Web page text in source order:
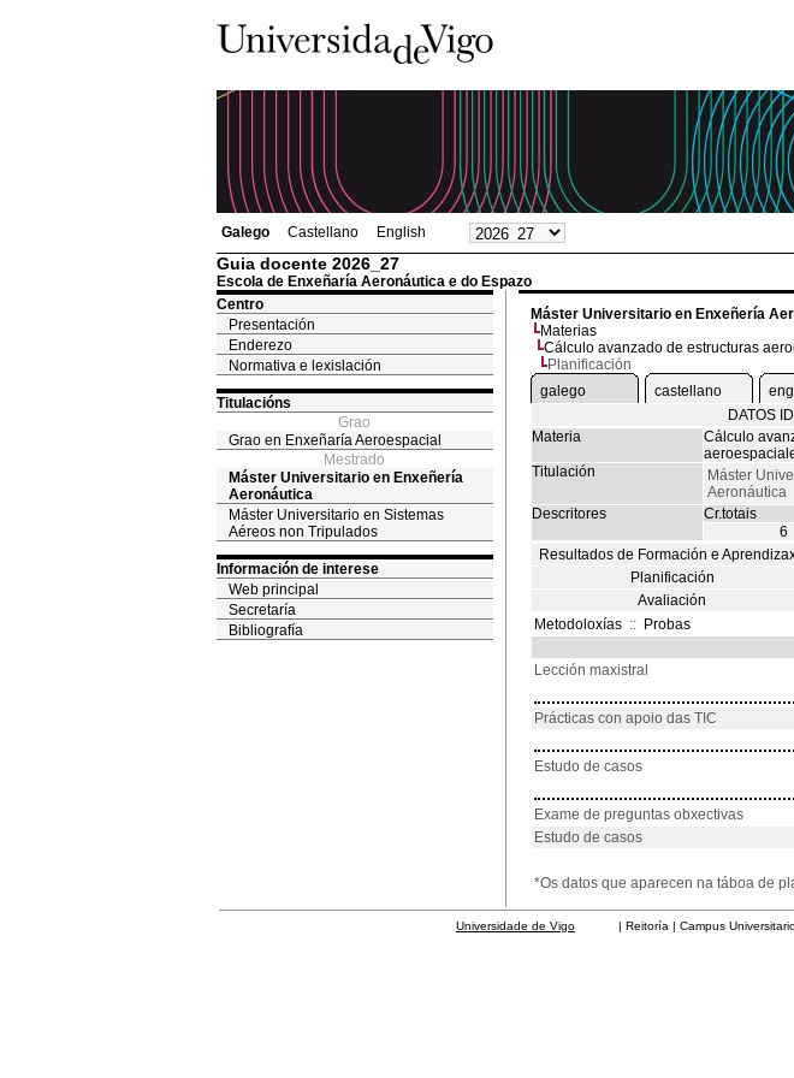
Galego Castellano English
Guia docente 2026_27
Escola de Enxeñaría Aeronáutica e do Espazo
Centro
Presentación
Enderezo
Normativa e lexislación
Titulacións
Grao
Grao en Enxeñaría Aeroespacial
Mestrado
Máster Universitario en Enxeñería
Aeronáutica
Máster Universitario en Sistemas
Aéreos non Tripulados
Información de interese
Web principal
Secretaría
Bibliografía
Máster Universitario en Enxeñería
Materias
Cálculo avanzado de estructuras
Planificación
galego
castellano
DATOS
Materia
Cálculo
Titulación
Máster
Aeronáutica
Descritores
Cr.totais
6
Resultados de Formación e
Planificación
Avaliación
Metodoloxías:: Probas
Lección maxistral
Prácticas con apoio das TIC
Estudo de casos
Exame de preguntas obxectivas
Estudo de casos
*Os datos que aparecen na táboa de
Universidade de Vigo | Reitoría | Campus Universitario |